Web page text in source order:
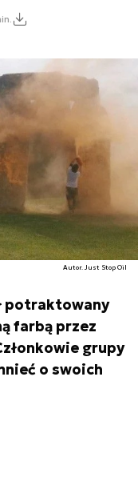
Autor. Just Stop Oil
potraktowany
farbą przez
grupy
o swoich